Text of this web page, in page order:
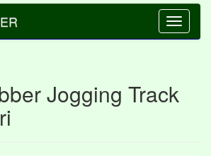
Toggle
Jogging Track